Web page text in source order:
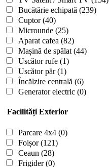
Bucătărie echipată (239)
Cuptor(40)
Microunde (25)
Aparat cafea (82)
Mașină de spălat (44)
Uscător rufe (1)
Uscător păr(1)
Încălzire centrală (6)
Generator electric (0)
Facilități Exterior
Parcare 4x4 (0)
Foișor(121)
Ceaun (28)
Frigider(0)